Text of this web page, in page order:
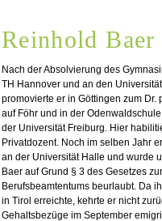
Reinhold Baer
Nach der Absolvierung des
TH Hannover und an den
promovierte er in Göttingen zum
auf Föhr und in der
der Universität Freiburg. Hier
Privatdozent. Noch im selben Jahr
an der Universität Halle und wurde
Baer auf Grund § 3 des Gesetzes
Berufsbeamtentums beurlaubt. Da
in Tirol erreichte, kehrte er nicht
Gehaltsbezüge im September